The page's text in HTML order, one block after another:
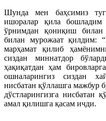
Шунда мен баҳсимиз
ишоралар қила бошладим
ўрнимдан қониқиш билан
билан мурожаат қилдим:
марҳамат қилиб
сиздан миннатдор
ҳақиқатдан ҳам
ошналарингиз сиздан
нисбатан қўллашга мажбур
дўстларингизга нисбатан
амал қилишга қасам ичди.